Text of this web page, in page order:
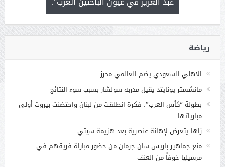
رياضة
الاهلي السعودي يضم العالمي محرز
مانشستر يونايتد يقيل مدربه سولشار بسبب سوء النتائج
بطولة “كأس العرب”: فكرة انطلقت من لبنان واحتضنت بيروت أولى
مبارياتها
زاها يتعرض لإهانة عنصرية بعد هزيمة سيتي
منع جماهير باريس سان جرمان من حضور مباراة فريقهم في
مرسيليا خوفاً من العنف